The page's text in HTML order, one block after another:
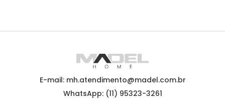
E-mail: mh.atendimento@madel.com.br
WhatsApp: (11) 95323-3261